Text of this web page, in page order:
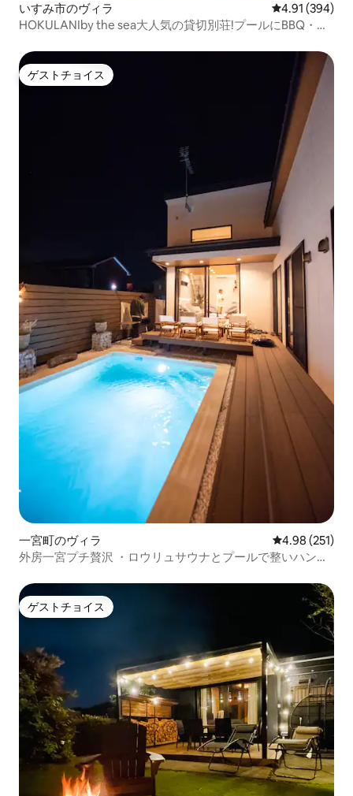
いすみ市のヴィラ レビュー394
4.91 (394)
HOKULANIby the sea大人気の貸切別荘!プールにBBQ・サ
ゲストチョイス
ゲストチョイス
一宮町のヴィラ レビュー251
4.98 (251)
外房一宮プチ贅沢 ・ロウリュサウナとプールで整いハンモ
ゲストチョイス
ゲストチョイス